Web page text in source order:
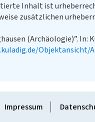
Inhalt ist
zusätzlichen
(Archäologie)”. In:
Objektansicht/
Impressum